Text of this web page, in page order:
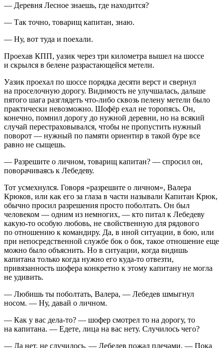
— Деревня Лесное знаешь, где находится?
— Так точно, товарищ капитан, знаю.
— Ну, вот туда и поехали.
Проехав КПП, уазик через три километра вышел на шоссе
и скрылся в белене разрастающейся метели.
Уазик проехал по шоссе порядка десяти верст и свернул
на проселочную дорогу. Видимость не улучшалась, дальше
пятого шага разглядеть что-либо сквозь пелену метели было
практически невозможно. Шофёр ехал не торопясь. Он,
конечно, помнил дорогу до нужной деревни, но на всякий
случай перестраховывался, чтобы не пропустить нужный
поворот — нужный по памяти ориентир в такой буре все
равно не сыщешь.
— Разрешите о личном, товарищ капитан? — спросил он,
поворачиваясь к Лебедеву.
Тот усмехнулся. Говоря «разрешите о личном», Валера
Крюков, или как его за глаза в части называли Капитан Крюк,
обычно просил разрешения просто поболтать. Он был
человеком — одним из немногих, — кто питал к Лебедеву
какую-то особую любовь, не свойственную для рядового
по отношению к командиру. Да, в иной ситуации, в бою, или
при непосредственной службе бок о бок, такое отношение еще
можно было объяснить. Но в ситуации, когда видишь
капитана только когда нужно его куда-то отвезти,
привязанность шофера конкретно к этому капитану не могла
не удивить.
— Любишь ты поболтать, Валера, — Лебедев шмыгнул
носом. — Ну, давай о личном.
— Как у вас дела-то? — шофер смотрел то на дорогу, то
на капитана. — Едете, лица на вас нету. Случилось чего?
— Да нет, не случилось, — Лебедев пожал плечами. — Пока